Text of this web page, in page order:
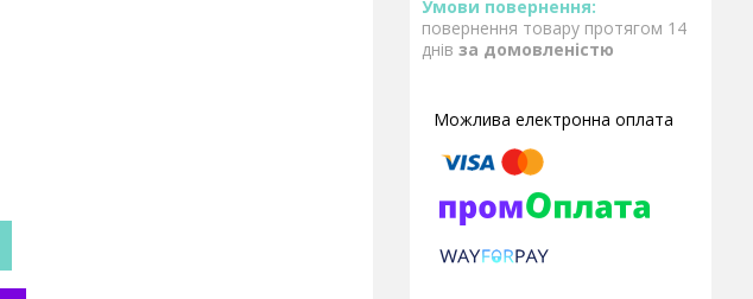
повернення товару протягом 14
днів за домовленістю